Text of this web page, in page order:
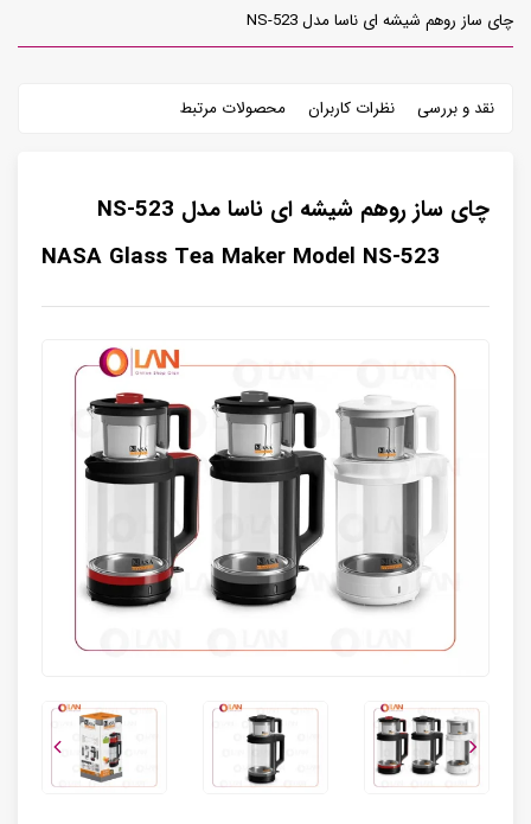
چای ساز روهم شیشه ای ناسا مدل NS-523
نقد و بررسی نظرات کاربران محصولات مرتبط
چای ساز روهم شیشه ای ناسا مدل NS-523
NASA Glass Tea Maker Model NS-523